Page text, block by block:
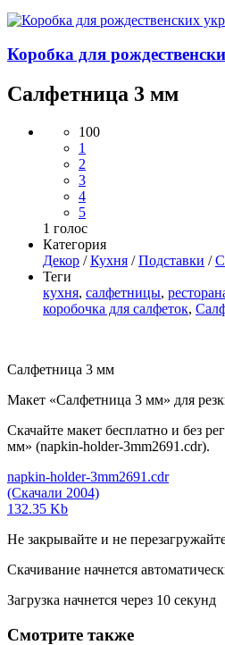
Коробка для
Салфетница 3 мм
100
1
2
3
4
5
1 голос
Категория
Декор /Кухня /Подставки /
Теги
кухня, салфетницы,
коробочка для салфеток,
Салфетница 3 мм
Макет «Салфетница 3 мм» для
Скачайте макет бесплатно и без
мм» (napkin-holder-3mm2691.cdr).
napkin-holder-3mm2691.cdr
(Скачали 2004)
132.35 Kb
Не закрывайте и не
Скачивание начнется
Загрузка начнется через 10 секунд
Смотрите также